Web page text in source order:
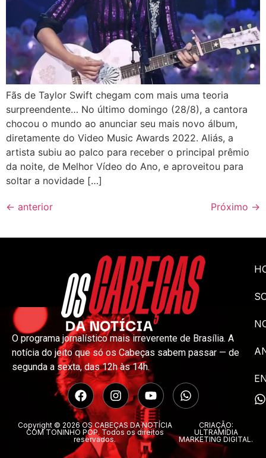
Fãs de Taylor Swift chegam com mais uma teoria
surpreendente… No último domingo (28/8), a cantora
chocou o mundo ao anunciar seu mais novo álbum,
diretamente do Video Music Awards 2022. Aliás, a
artista subiu ao palco para receber o principal prêmio
da noite, de Melhor Vídeo do Ano, e aproveitou para
soltar a novidade […]
← anterior Próximo →
O programa jornalístico mais irreverente de Brasília. A
notícia do jeito que só os Cabeças sabem passar — de
segunda a sexta, das 12h às 14h.
Copyright © 2026 OS CABEÇAS DA NOTÍCIA
COM TONINHO POP. Todos os direitos
reservados.
CRIAÇÃO:
ULTRAMÍDIA
MARKETING DIGITAL.